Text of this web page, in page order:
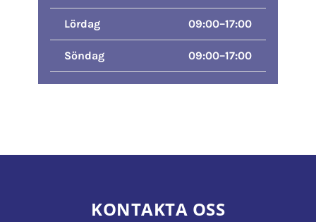
Lördag 09:00–17:00
Söndag 09:00–17:00
KONTAKTA OSS